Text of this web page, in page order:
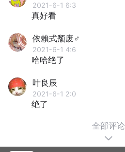
2021-6-1 6:3
真好看
依賴式颓废♂
2021-6-1 4:6
哈哈绝了
叶良辰
2021-6-1 2:0
绝了
全部评论